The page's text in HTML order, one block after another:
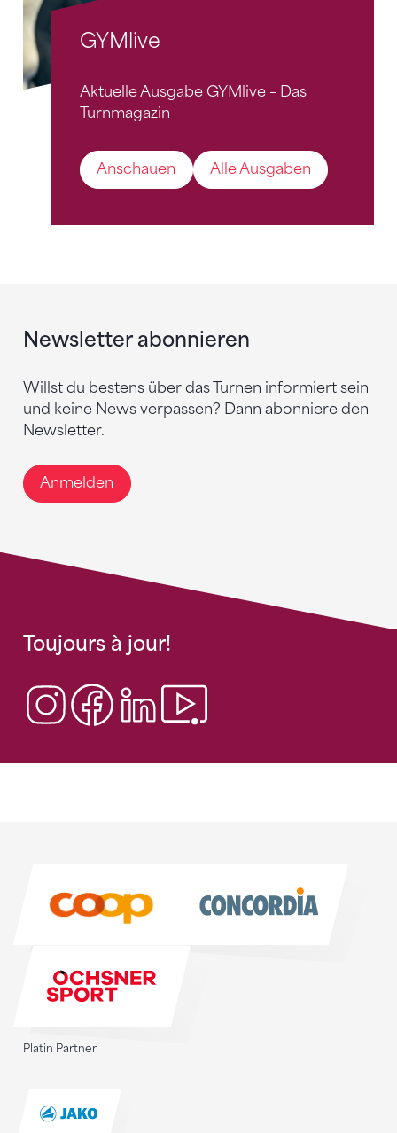
GYMlive
Aktuelle Ausgabe GYMlive – Das
Turnmagazin
Anschauen Alle Ausgaben
Newsletter abonnieren
Willst du bestens über das Turnen informiert sein
und keine News verpassen? Dann abonniere den
Newsletter.
Anmelden
Toujours à jour!
Platin Partner